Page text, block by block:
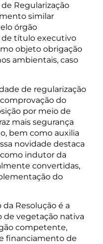
Regularização
similar
órgão
título executivo
objeto obrigação
ambientais, caso
de regularização
do
por meio de
mais segurança
bem como auxilia
novidade destaca
indutor da
convertidas,
do
Resolução é a
de vegetação nativa
competente,
financiamento de